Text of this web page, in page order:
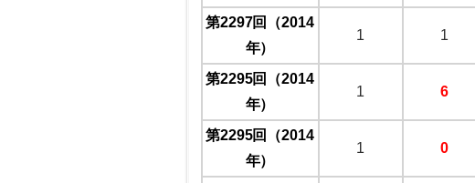
第2297回（2014
年）
1 1
第2295回（2014
年）
1 6
第2295回（2014
年）
1 0